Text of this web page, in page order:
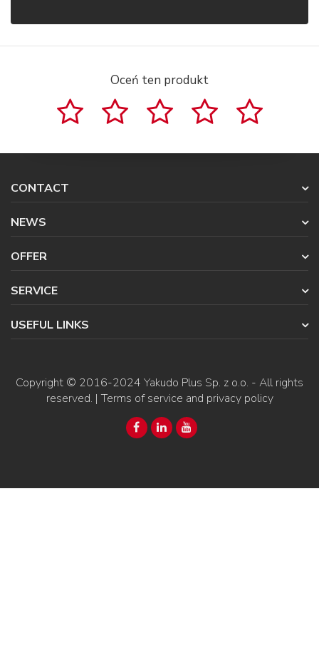
Oceń ten produkt
CONTACT
NEWS
OFFER
SERVICE
USEFUL LINKS
Copyright © 2016-2024 Yakudo Plus Sp. z o.o. - All rights
reserved. |Terms of service and privacy policy